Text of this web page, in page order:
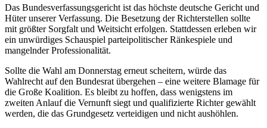
Das Bundesverfassungsgericht ist das höchste deutsche Gericht und
Hüter unserer Verfassung. Die Besetzung der Richterstellen sollte
mit größter Sorgfalt und Weitsicht erfolgen. Stattdessen erleben wir
ein unwürdiges Schauspiel parteipolitischer Ränkespiele und
mangelnder Professionalität.
Sollte die Wahl am Donnerstag erneut scheitern, würde das
Wahlrecht auf den Bundesrat übergehen – eine weitere Blamage für
die Große Koalition. Es bleibt zu hoffen, dass wenigstens im
zweiten Anlauf die Vernunft siegt und qualifizierte Richter gewählt
werden, die das Grundgesetz verteidigen und nicht aushöhlen.